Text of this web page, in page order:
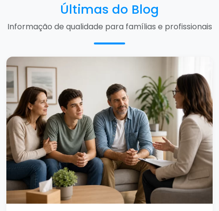
Últimas do Blog
Informação de qualidade para famílias e profissionais